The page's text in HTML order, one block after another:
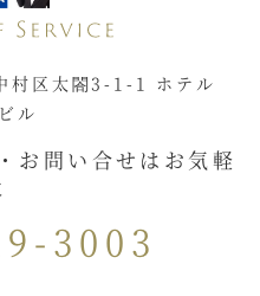
区太閤3-1-1 ホテル
ル
お問い合せはお気軽
3003